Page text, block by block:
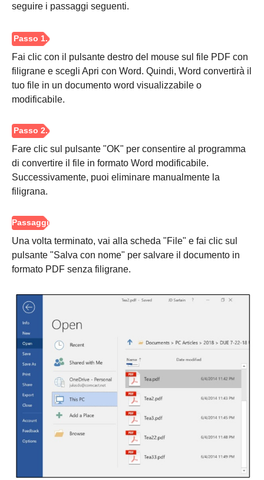
seguire i passaggi seguenti.
Fai clic con il pulsante destro del mouse sul file PDF con
filigrane e scegli Apri con Word. Quindi, Word convertirà il
tuo file in un documento word visualizzabile o
modificabile.
Fare clic sul pulsante "OK" per consentire al programma
di convertire il file in formato Word modificabile.
Successivamente, puoi eliminare manualmente la
filigrana.
Una volta terminato, vai alla scheda "File" e fai clic sul
pulsante "Salva con nome" per salvare il documento in
formato PDF senza filigrane.